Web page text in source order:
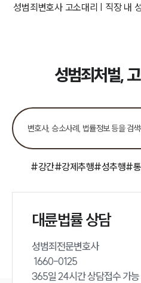
성범죄변호사 고소대리 | 직장 내
성범죄처벌,
#강간#강제추행#성추행#
대륜법률 상담
성범죄전문변호사
365일 24시간 상담접수 가능